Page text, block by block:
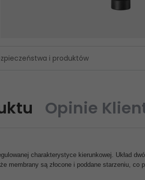
i produktów
Opinie
charakterystyce kierunkowej. Układ
membrany są złocone i poddane starzeniu,